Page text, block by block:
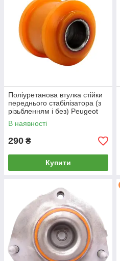
Поліуретанова втулка стійки
переднього стабілізатора (з
різьбленням і без) Peugeot
505 1979-1992, PP-1399
В наявності
290 ₴
Купити